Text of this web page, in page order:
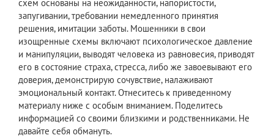
схем основаны на неожиданности, напористости,
запугивании, требовании немедленного принятия
решения, имитации заботы. Мошенники в свои
изощренные схемы включают психологическое давление
и манипуляции, выводят человека из равновесия, приводят
его в состояние страха, стресса, либо же завоевывают его
доверия, демонстрирую сочувствие, налаживают
эмоциональный контакт. Отнеситесь к приведенному
материалу ниже с особым вниманием. Поделитесь
информацией со своими близкими и родственниками. Не
давайте себя обмануть.